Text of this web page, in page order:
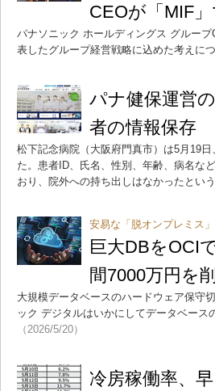
CEOが「MIF
パナソニック ホールディングス グルー
表したグループ経営戦略に込めた考えにつ
パナ健保運営
者の情報保存
松下記念病院（大阪府門真市）は5月19
た。患者ID、氏名、性別、年齢、病名な
おり、院外への持ち出しはなかったという
安易な「脱オンプレミス
巨大DBをOCI
間7000万円を
大規模データベースのハードウェア保守
ック デジタルはいかにしてデータベー
（2026/5/20）
冷房稼働率、